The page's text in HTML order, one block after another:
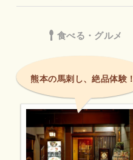
食べる・グルメ
熊本の馬刺し、絶品体験！